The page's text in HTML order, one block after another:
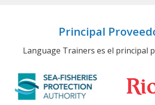
Principal
Language Trainers es el principal